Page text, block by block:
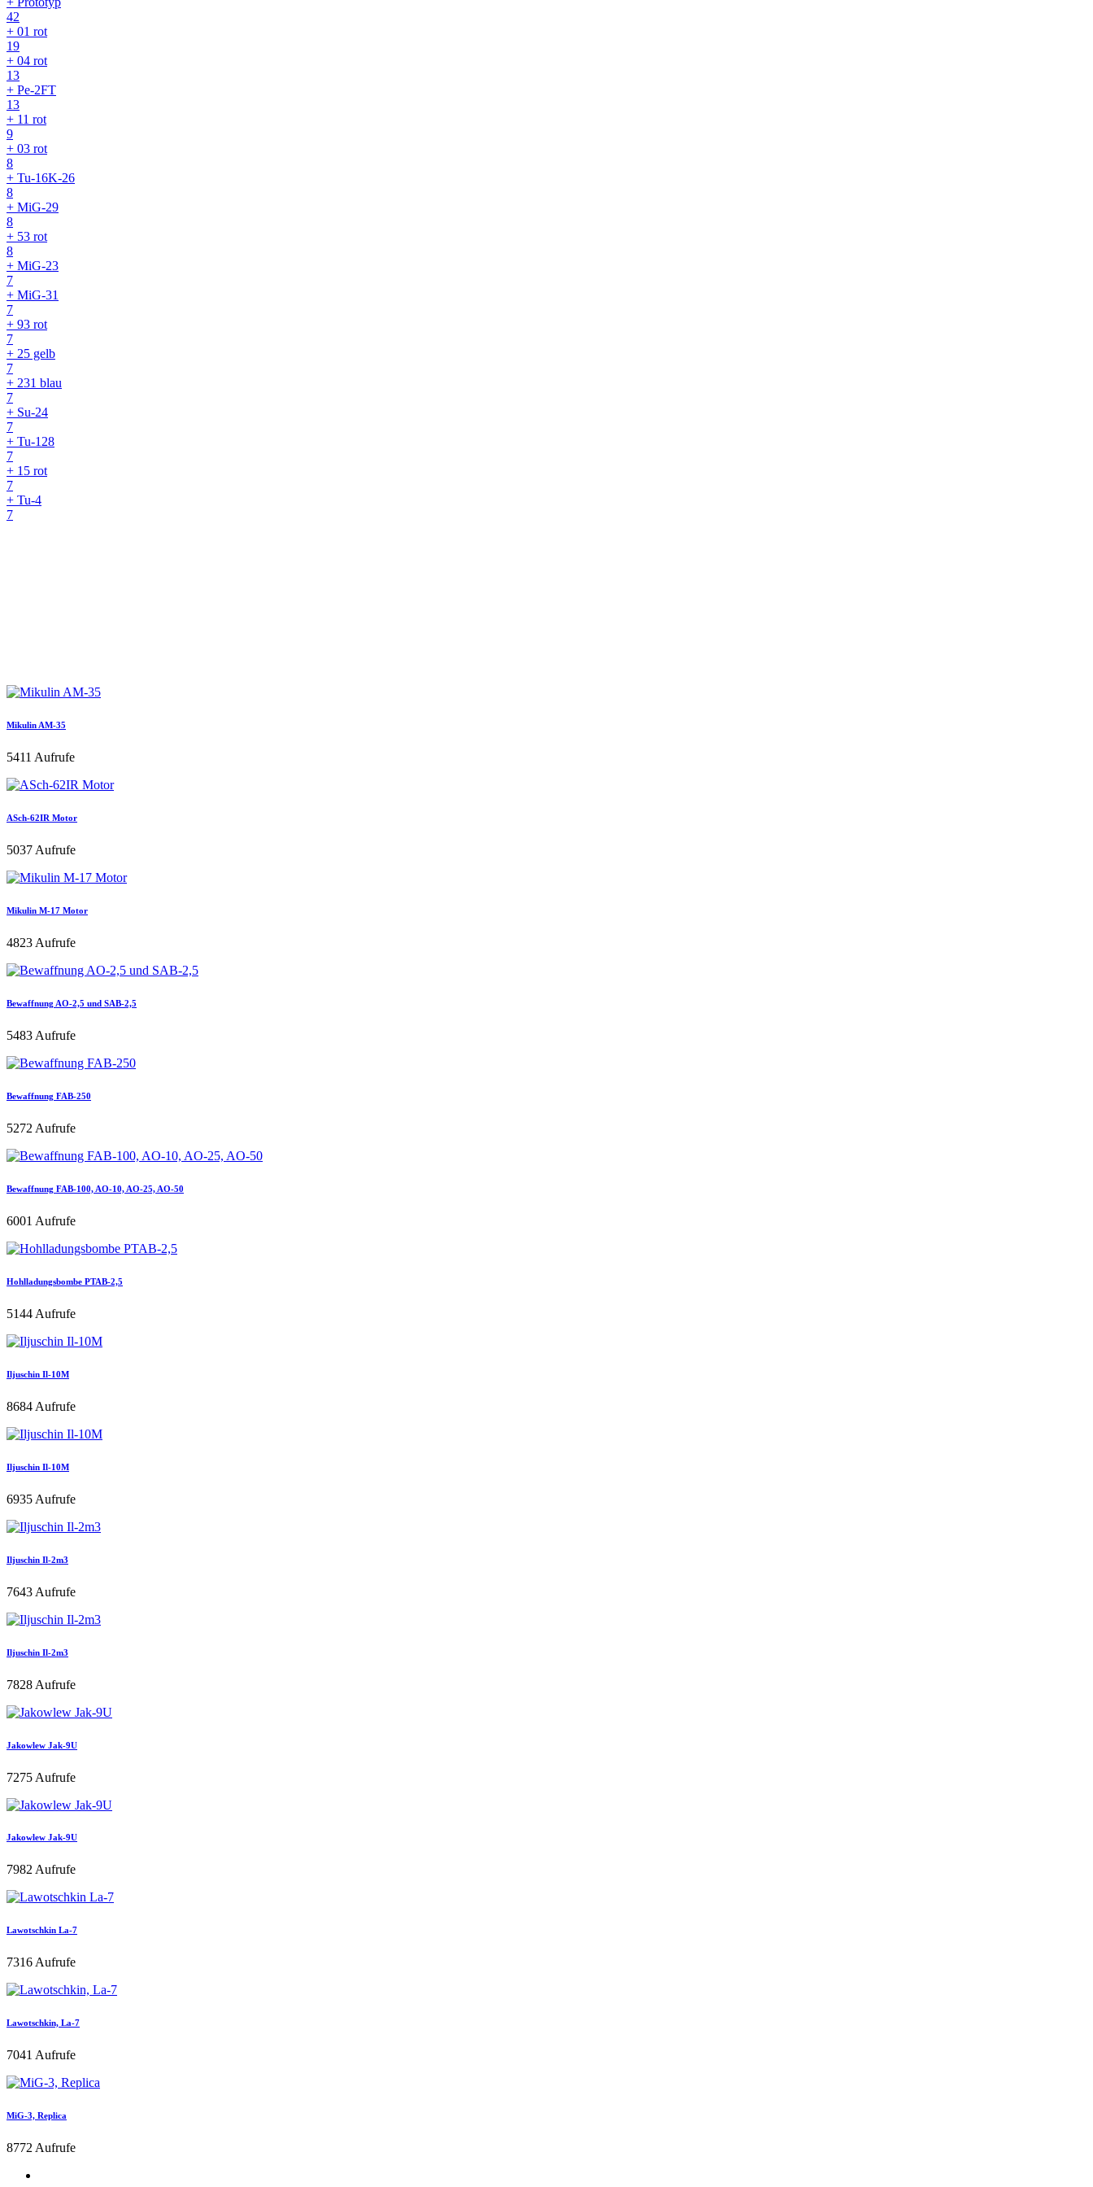
42
+ 01 rot
19
+ 04 rot
13
+ Pe-2FT
13
+ 11 rot
9
+ 03 rot
8
+ Tu-16K-26
8
+ MiG-29
8
+ 53 rot
8
+ MiG-23
7
+ MiG-31
7
+ 93 rot
7
+ 25 gelb
7
+ 231 blau
7
+ Su-24
7
+ Tu-128
7
+ 15 rot
7
+ Tu-4
7
Mikulin AM-35
5411 Aufrufe
ASch-62IR Motor
5037 Aufrufe
Mikulin M-17 Motor
4823 Aufrufe
Bewaffnung AO-2,5 und SAB-2,5
5483 Aufrufe
Bewaffnung FAB-250
5272 Aufrufe
Bewaffnung FAB-100, AO-10, AO-25, AO-50
6001 Aufrufe
Hohlladungsbombe PTAB-2,5
5144 Aufrufe
Iljuschin Il-10M
8684 Aufrufe
Iljuschin Il-10M
6935 Aufrufe
Iljuschin Il-2m3
7643 Aufrufe
Iljuschin Il-2m3
7828 Aufrufe
Jakowlew Jak-9U
7275 Aufrufe
Jakowlew Jak-9U
7982 Aufrufe
Lawotschkin La-7
7316 Aufrufe
Lawotschkin, La-7
7041 Aufrufe
MiG-3, Replica
8772 Aufrufe